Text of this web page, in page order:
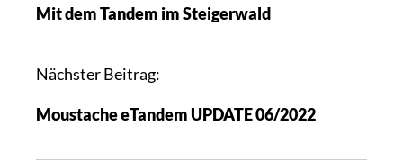
Mit dem Tandem im Steigerwald
Nächster Beitrag:
Moustache eTandem UPDATE 06/2022